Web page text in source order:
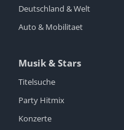
Deutschland & Welt
Auto & Mobilitaet
Musik & Stars
Titelsuche
Party Hitmix
Konzerte